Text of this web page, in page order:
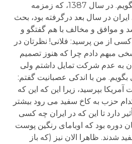
شد بد نیست خاطره ای بگویم. در سال 1387، که زمزمه
در سال بعد درگرفته بود، بحث
و موافق و مخالف با هم گفتگو و
از من پرسید: فلانی! نظرتان در
مبهم دادم چرا که هنوز تصمیم
به عدم شرکت تمایل داشتم ولی
من با اندکی عصبانیت گفتم:
آمریکا بپرسید، زیرا این که این که
حزب به کاخ سفید می رود بیشتر
دارد تا این که در ایران چه کسی
دوره بود که اوبامای رنگین پوست
شدند. ظاهرا الان نیز (که باز